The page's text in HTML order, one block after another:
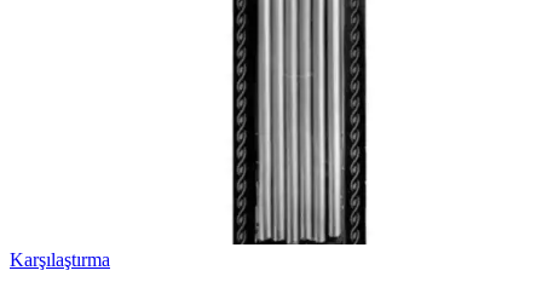
Karşılaştırma